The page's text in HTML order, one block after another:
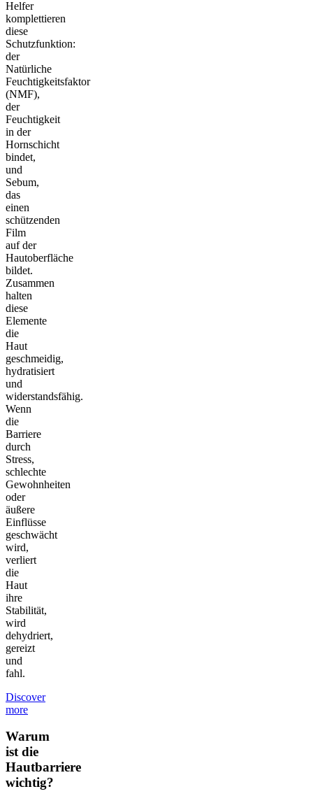
Helfer
komplettieren
diese
Schutzfunktion:
der
Natürliche
Feuchtigkeitsfaktor
(NMF),
der
Feuchtigkeit
in der
Hornschicht
bindet,
und
Sebum,
das
einen
schützenden
Film
auf der
Hautoberfläche
bildet.
Zusammen
halten
diese
Elemente
die
Haut
geschmeidig,
hydratisiert
und
widerstandsfähig.
Wenn
die
Barriere
durch
Stress,
schlechte
Gewohnheiten
oder
äußere
Einflüsse
geschwächt
wird,
verliert
die
Haut
ihre
Stabilität,
wird
dehydriert,
gereizt
und
fahl.
Discover
more
Warum
ist die
Hautbarriere
wichtig?